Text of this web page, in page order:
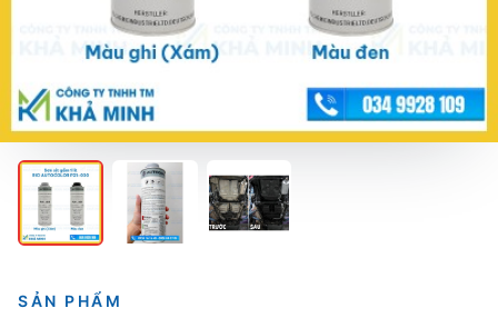
SẢN PHẨM